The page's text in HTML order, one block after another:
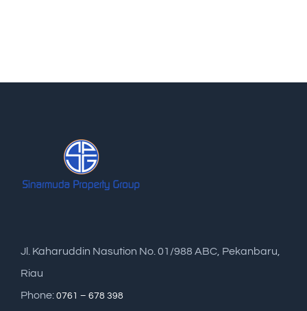
Jl. Kaharuddin Nasution No. 01/988 ABC, Pekanbaru,
Riau
Phone: 0761 – 678 398